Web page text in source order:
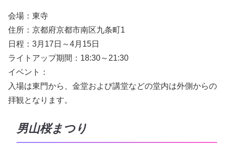
会場：東寺
住所：京都府京都市南区九条町1
日程：3月17日～4月15日
ライトアップ期間：18:30～21:30
イベント：
入場は東門から、金堂および講堂などの堂内は外側からの
拝観となります。
男山桜まつり